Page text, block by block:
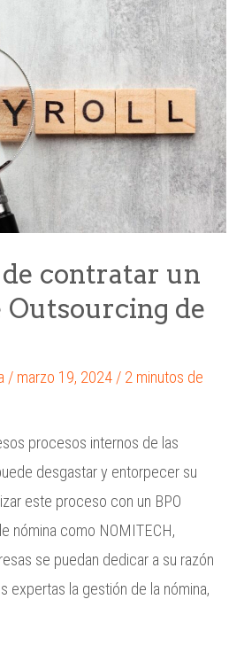
contratar un
Outsourcing de
/ marzo 19, 2024 / 2 minutos de
procesos internos de las
desgastar y entorpecer su
este proceso con un BPO
nómina como NOMITECH,
se puedan dedicar a su razón
expertas la gestión de la nómina,